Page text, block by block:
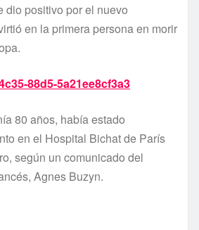
dio positivo por el nuevo
en la primera persona en morir
80 años, había estado
en el Hospital Bichat de París
según un comunicado del
Agnes Buzyn.